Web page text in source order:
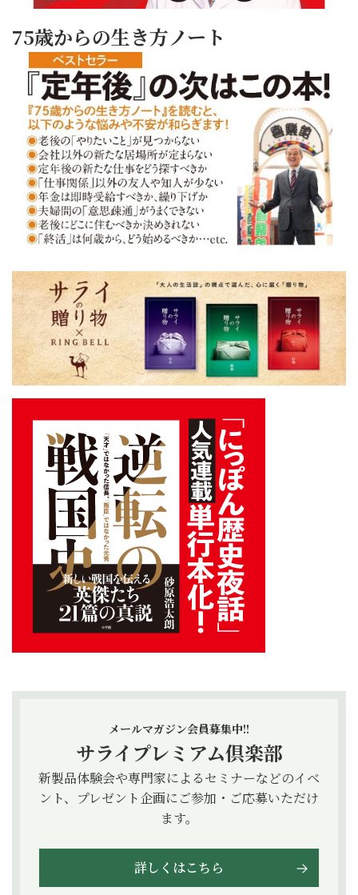
75歳からの生き方ノート
メールマガジン会員募集中!!
サライプレミアム倶楽部
新製品体験会や専門家によるセミナーなどのイベ
ント、プレゼント企画にご参加・ご応募いただけ
ます。
詳しくはこちら